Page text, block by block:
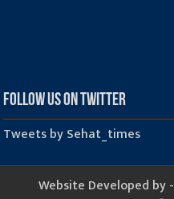
Follow us on Twitter
Tweets by Sehat_times
Website Developed by -